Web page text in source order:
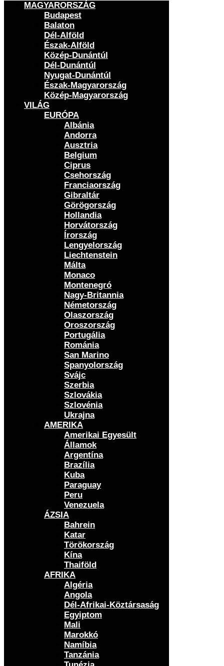
MAGYARORSZÁG
Budapest
Balaton
Dél-Alföld
Észak-Alföld
Közép-Dunántúl
Dél-Dunántúl
Nyugat-Dunántúl
Észak-Magyarország
Közép-Magyarország
VILÁG
EURÓPA
Albánia
Andorra
Ausztria
Belgium
Ciprus
Csehország
Franciaország
Gibraltár
Görögország
Hollandia
Horvátország
Írország
Lengyelország
Liechtenstein
Málta
Monaco
Montenegró
Nagy-Britannia
Németország
Olaszország
Oroszország
Portugália
Románia
San Marino
Spanyolország
Svájc
Szerbia
Szlovákia
Szlovénia
Ukrajna
AMERIKA
Amerikai Egyesült
Államok
Argentína
Brazília
Kuba
Paraguay
Peru
Venezuela
ÁZSIA
Bahrein
Katar
Törökország
Kína
Thaiföld
AFRIKA
Algéria
Angola
Dél-Afrikai-Köztársaság
Egyiptom
Mali
Marokkó
Namíbia
Tanzánia